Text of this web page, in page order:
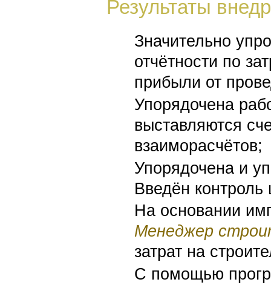
Результаты
Значительно
отчётности по
прибыли от
Упорядочена
выставляются
взаиморасчётов;
Упорядочена и
Введён контроль
На основании
Менеджер
затрат на
С помощью